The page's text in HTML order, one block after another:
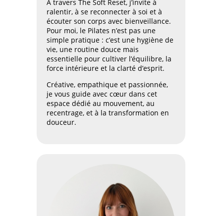
À travers The Soft Reset, j’invite à
ralentir, à se reconnecter à soi et à
écouter son corps avec bienveillance.
Pour moi, le Pilates n’est pas une
simple pratique : c’est une hygiène de
vie, une routine douce mais
essentielle pour cultiver l’équilibre, la
force intérieure et la clarté d’esprit.
Créative, empathique et passionnée,
je vous guide avec cœur dans cet
espace dédié au mouvement, au
recentrage, et à la transformation en
douceur.